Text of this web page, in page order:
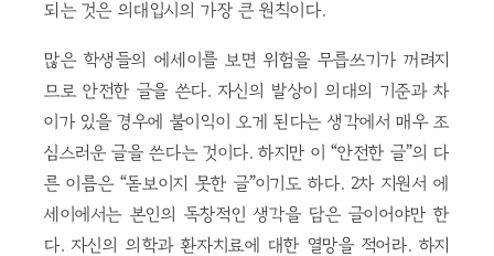
되는 것은 의대입시의 가장 큰 원칙이다.
많은 학생들의 에세이를 보면 위험을 무릅쓰기가 꺼려지
므로 안전한 글을 쓴다. 자신의 발상이 의대의 기준과 차
이가 있을 경우에 불이익이 오게 된다는 생각에서 매우 조
심스러운 글을 쓴다는 것이다. 하지만 이 “안전한 글”의 다
른 이름은 “돋보이지 못한 글”이기도 하다. 2차 지원서 에
세이에서는 본인의 독창적인 생각을 담은 글이어야만 한
다. 자신의 의학과 환자치료에 대한 열망을 적어라. 하지